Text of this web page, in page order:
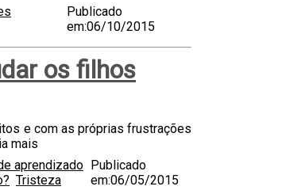
Publicado
em:06/10/2015
os filhos
e com as próprias frustrações
mais
aprendizado
Tristeza
Publicado
em:06/05/2015